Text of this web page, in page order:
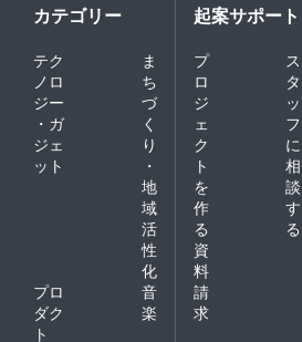
カテゴリー
テク
ノロ
ジー
・ガ
ジェ
ット
ま
ち
づ
く
り
・
地
域
活
性
化
プロ
ダク
ト
音
楽
起案サポート
プ
ロ
ジ
ェ
ク
ト
を
作
る
ス
タ
ッ
フ
に
相
談
す
る
資
料
請
求